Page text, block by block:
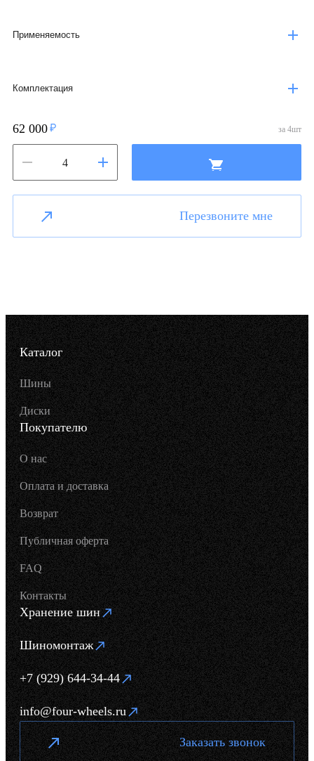
Применяемость
Комплектация
62 000 за 4шт
Перезвоните мне
Каталог
Шины
Диски
Покупателю
О нас
Оплата и доставка
Возврат
Публичная оферта
FAQ
Контакты
Хранение шин
Шиномонтаж
+7 (929) 644-34-44
info@four-wheels.ru
Заказать звонок